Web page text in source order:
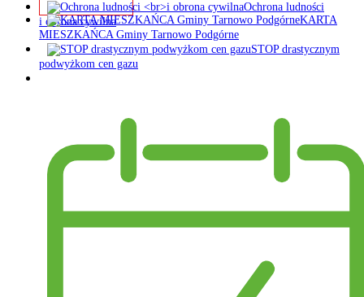
Ochrona ludności
i obrona cywilna
KARTA
MIESZKAŃCA Gminy Tarnowo Podgórne
STOP drastycznym
podwyżkom cen gazu